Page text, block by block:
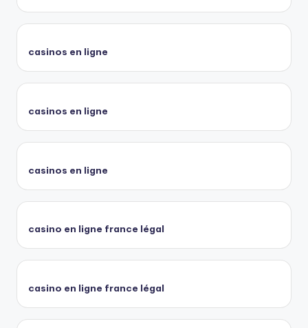
casinos en ligne
casinos en ligne
casinos en ligne
casino en ligne france légal
casino en ligne france légal